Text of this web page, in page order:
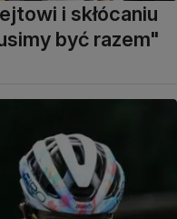
i skłócaniu
być razem"